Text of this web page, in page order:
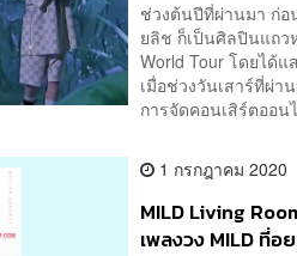
ช่วงต้นปีที่ผ่านมา ก่อ
ยลิช ก็เป็นศิลปินแถว
World Tour โดยได้
เมื่อช่วงวันเสาร์ที่ผ่า
การจัดคอนเสิร์ตออ
1 กรกฎาคม 2020
MILD Living
เพลงวง MILD ที่อ